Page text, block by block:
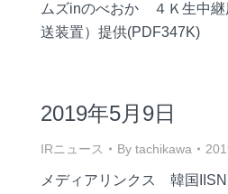
ムズinのべおか ４Ｋ生中継
送装置）提供(PDF347K)
2019年5月9日
IRニュース By tachikawa
メディアリンクス 韓国